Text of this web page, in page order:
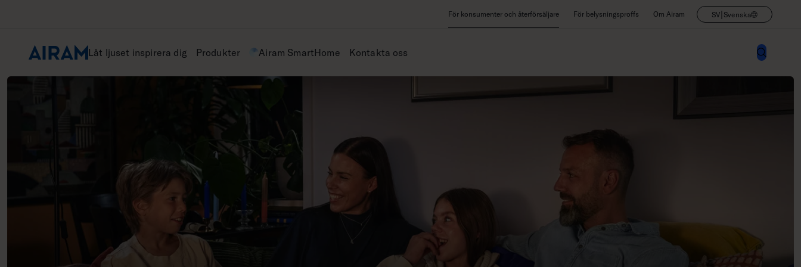
För konsumenter och återförsäljare För belysningsproffs Om Airam SV| Svenska
Låt ljuset inspirera dig Produkter Airam SmartHome Kontakta oss